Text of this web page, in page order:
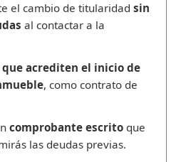
el cambio de titularidad sin
al contactar a la
acrediten el inicio de
, como contrato de
comprobante escrito que
las deudas previas.